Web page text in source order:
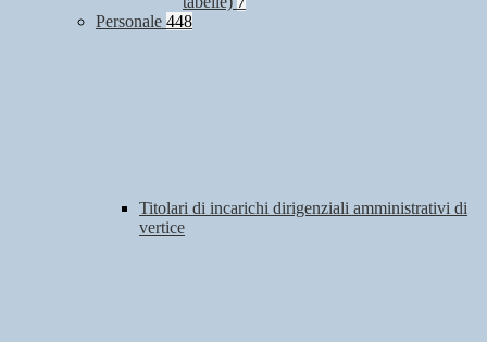
Personale 448
Titolari di incarichi dirigenziali amministrativi di
vertice